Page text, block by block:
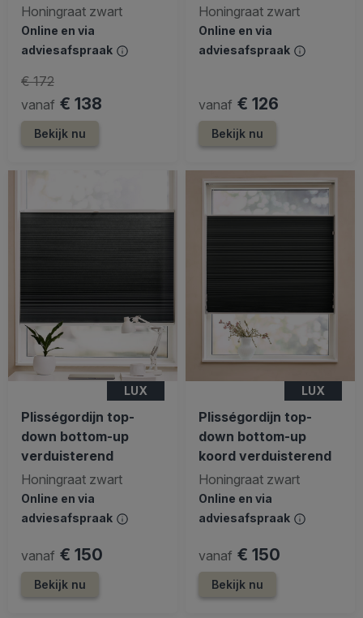
Honingraat zwart
Online en via
adviesafspraak
vanaf € 138
€ 172
Bekijk nu
Honingraat zwart
Online en via
adviesafspraak
vanaf € 126
Bekijk nu
LUX
Plisségordijn top-
down bottom-up
verduisterend
Honingraat zwart
Online en via
adviesafspraak
vanaf € 150
Bekijk nu
LUX
Plisségordijn top-
down bottom-up
koord verduisterend
Honingraat zwart
Online en via
adviesafspraak
vanaf € 150
Bekijk nu